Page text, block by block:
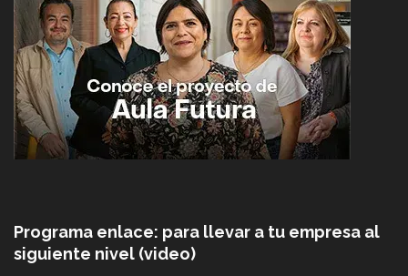
Programa enlace: para llevar a tu empresa al
siguiente nivel (video)